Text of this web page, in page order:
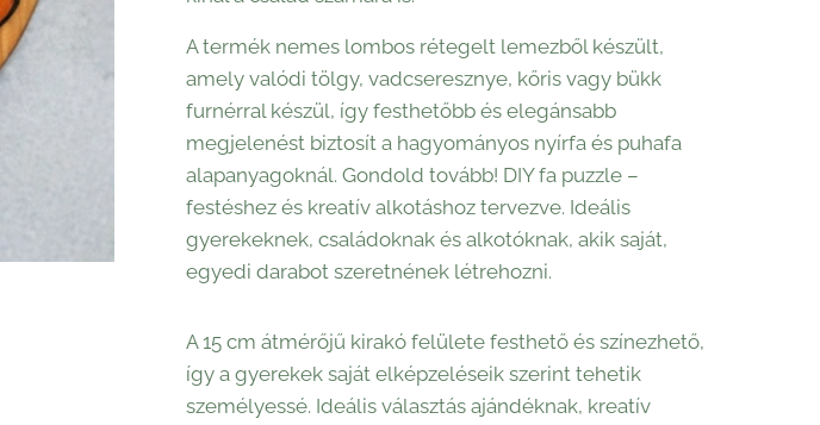
A termék nemes lombos rétegelt lemezből készült,
amely valódi tölgy, vadcseresznye, kőris vagy bükk
furnérral készül, így festhetőbb és elegánsabb
megjelenést biztosít a hagyományos nyírfa és puhafa
alapanyagoknál. Gondold tovább! DIY fa puzzle –
festéshez és kreatív alkotáshoz tervezve. Ideális
gyerekeknek, családoknak és alkotóknak, akik saját,
egyedi darabot szeretnének létrehozni.
A 15 cm átmérőjű kirakó felülete festhető és színezhető,
így a gyerekek saját elképzeléseik szerint tehetik
személyessé. Ideális választás ajándéknak, kreatív